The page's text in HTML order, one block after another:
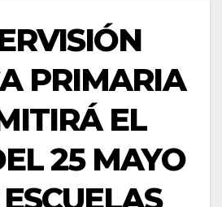
PRIMARIA
EL
25 MAYO